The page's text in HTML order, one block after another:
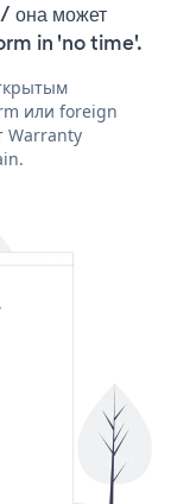
она может
in 'no time'.
или foreign
Warranty